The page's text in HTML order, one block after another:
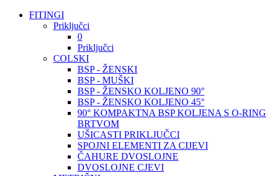
FITINGI
Priključci
0
Priključci
COLSKI
BSP - ŽENSKI
BSP - MUŠKI
BSP - ŽENSKO KOLJENO 90°
BSP - ŽENSKO KOLJENO 45°
90° KOMPAKTNA BSP KOLJENA S O-RING
BRTVOM
UŠICASTI PRIKLJUČCI
SPOJNI ELEMENTI ZA CIJEVI
ČAHURE DVOSLOJNE
DVOSLOJNE CJEVI